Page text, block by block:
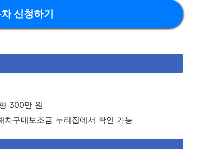
신청하기
300만 원
구매보조금 누리집에서 확인 가능